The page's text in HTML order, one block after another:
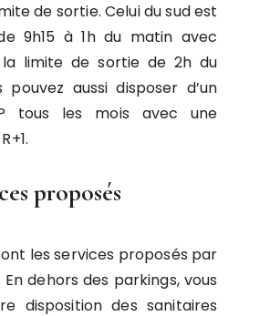
de sortie. Celui du sud est
9h15 à 1h du matin avec
limite de sortie de 2h du
pouvez aussi disposer d’un
tous les mois avec une
proposés
les services proposés par
En dehors des parkings, vous
disposition des sanitaires